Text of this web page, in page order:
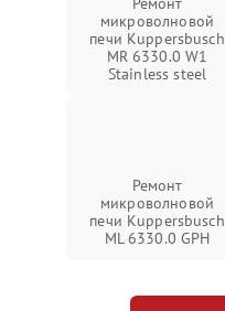
микроволновой
печи Kuppersbusch
MR 6330.0 W1
Stainless steel
Ремонт
микроволновой
печи Kuppersbusch
ML 6330.0 GPH